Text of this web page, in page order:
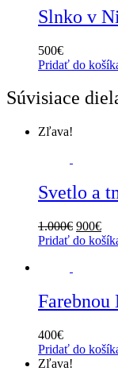
Slnko v
500€
Pridať do
Súvisiace
Zľava!
Svetlo a
1.000€ 900€
Pridať do
Farebnou
400€
Pridať do
Zľava!